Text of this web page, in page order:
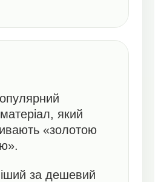
який
«золотою
за дешевий